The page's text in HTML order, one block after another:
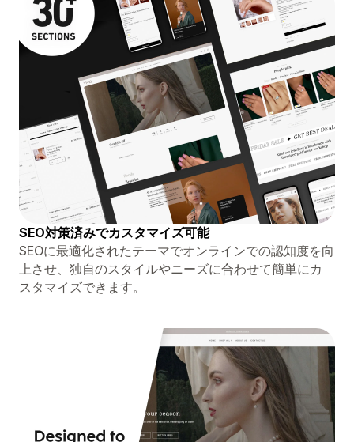
SEO対策済みでカスタマイズ可能
SEOに最適化されたテーマでオンラインでの認知度を向
上させ、独自のスタイルやニーズに合わせて簡単にカ
スタマイズできます。